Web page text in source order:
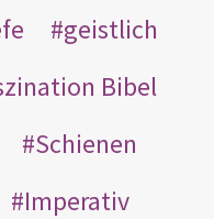
geistlich
Bibel
Schienen
Imperativ